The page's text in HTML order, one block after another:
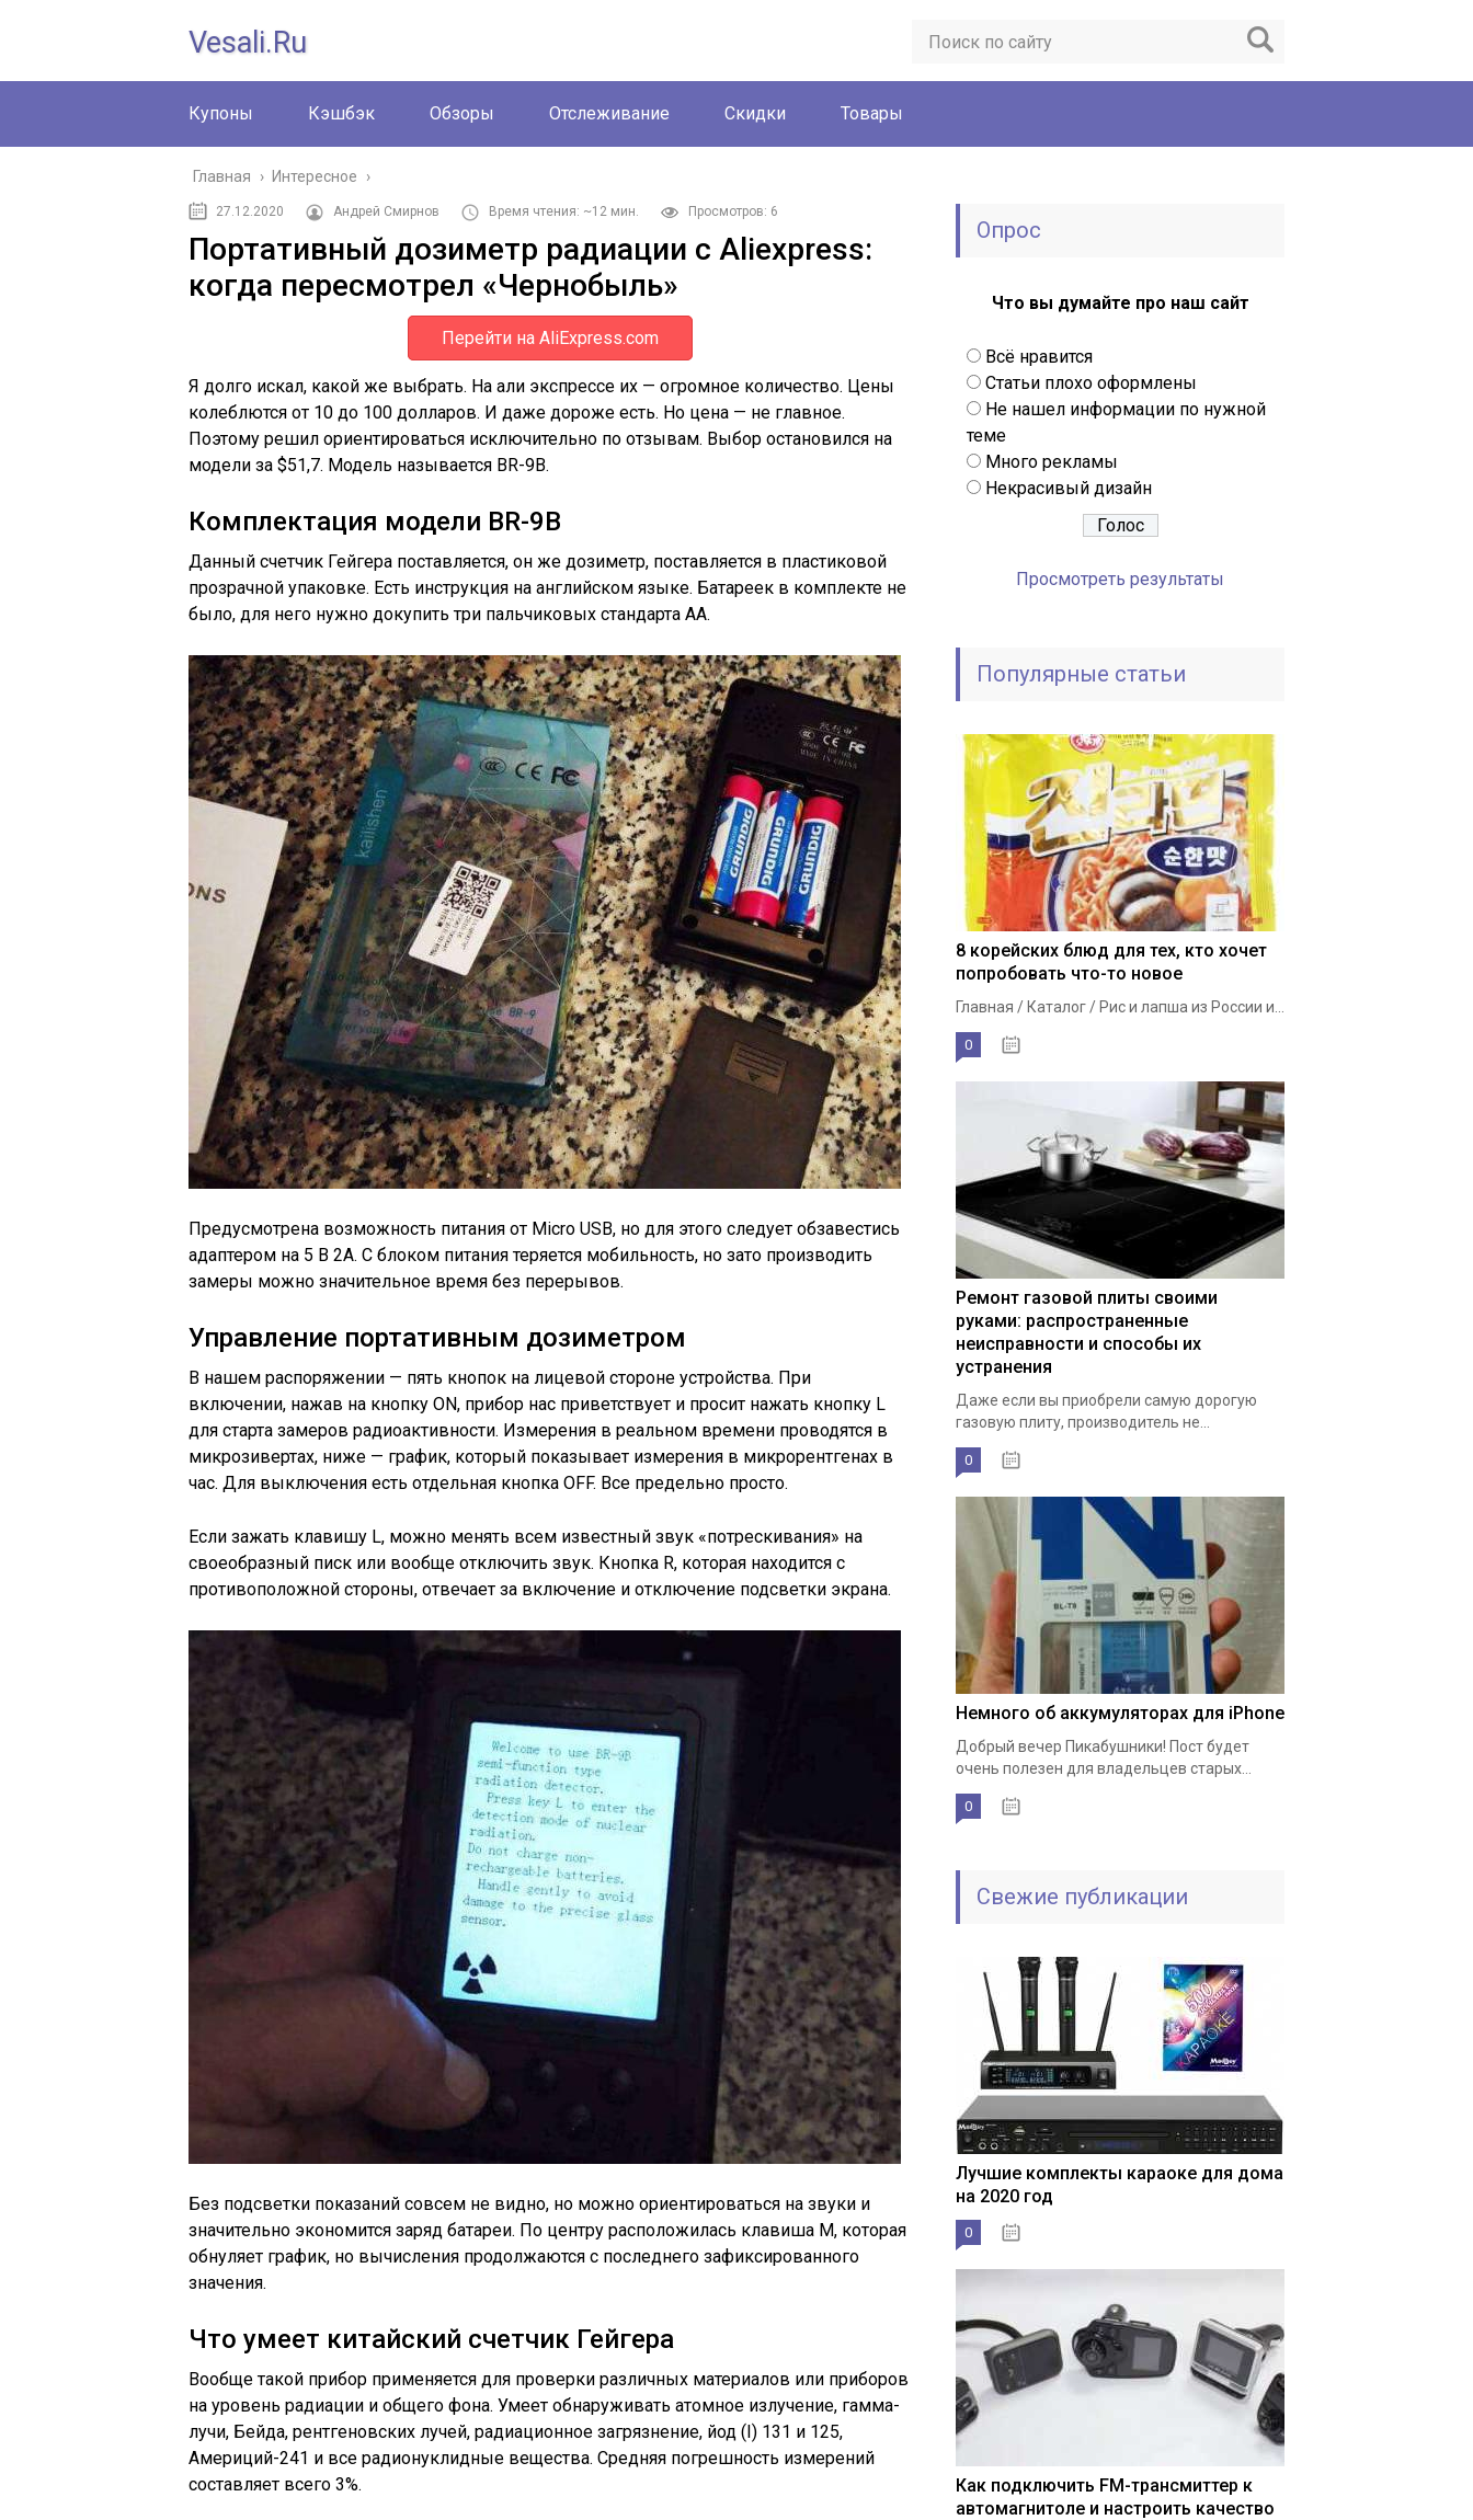
Vesali.ru
Купоны Кэшбэк Обзоры Отслеживание Скидки Товары
Главная › Интересное ›
27.12.2020 Андрей Смирнов Время чтения: ~12 мин. Просмотров: 6
Портативный дозиметр радиации с Aliexpress:
когда пересмотрел «Чернобыль»
Перейти на AliExpress.com
Я долго искал, какой же выбрать. На али экспрессе их — огромное количество. Цены
колеблются от 10 до 100 долларов. И даже дороже есть. Но цена — не главное.
Поэтому решил ориентироваться исключительно по отзывам. Выбор остановился на
модели за $51,7. Модель называется BR-9B.
Комплектация модели BR-9B
Данный счетчик Гейгера поставляется, он же дозиметр, поставляется в пластиковой
прозрачной упаковке. Есть инструкция на английском языке. Батареек в комплекте не
было, для него нужно докупить три пальчиковых стандарта АА.
Предусмотрена возможность питания от Micro USB, но для этого следует обзавестись
адаптером на 5 В 2А. С блоком питания теряется мобильность, но зато производить
замеры можно значительное время без перерывов.
Управление портативным дозиметром
В нашем распоряжении — пять кнопок на лицевой стороне устройства. При
включении, нажав на кнопку ON, прибор нас приветствует и просит нажать кнопку L
для старта замеров радиоактивности. Измерения в реальном времени проводятся в
микрозивертах, ниже — график, который показывает измерения в микрорентгенах в
час. Для выключения есть отдельная кнопка OFF. Все предельно просто.
Если зажать клавишу L, можно менять всем известный звук «потрескивания» на
своеобразный писк или вообще отключить звук. Кнопка R, которая находится с
противоположной стороны, отвечает за включение и отключение подсветки экрана.
Без подсветки показаний совсем не видно, но можно ориентироваться на звуки и
значительно экономится заряд батареи. По центру расположилась клавиша M, которая
обнуляет график, но вычисления продолжаются с последнего зафиксированного
значения.
Что умеет китайский счетчик Гейгера
Вообще такой прибор применяется для проверки различных материалов или приборов
на уровень радиации и общего фона. Умеет обнаруживать атомное излучение, гамма-
лучи, Бейда, рентгеновских лучей, радиационное загрязнение, йод (I) 131 и 125,
Америций-241 и все радионуклидные вещества. Средняя погрешность измерений
составляет всего 3%.
Опрос
Что вы думайте про наш сайт
Всё нравится
Статьи плохо оформлены
Не нашел информации по нужной
теме
Много рекламы
Некрасивый дизайн
Просмотреть результаты
Популярные статьи
8 корейских блюд для тех, кто хочет
попробовать что-то новое
Главная / Каталог / Рис и лапша из России и...
0
Ремонт газовой плиты своими
руками: распространенные
неисправности и способы их
устранения
Даже если вы приобрели самую дорогую
газовую плиту, производитель не...
0
Немного об аккумуляторах для iPhone
Добрый вечер Пикабушники! Пост будет
очень полезен для владельцев старых...
0
Свежие публикации
Лучшие комплекты караоке для дома
на 2020 год
0
Как подключить FM-трансмиттер к
автомагнитоле и настроить качество